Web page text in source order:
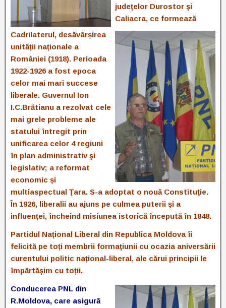
judeţelor Durostor şi
Caliacra, ce formează
Cadrilaterul, desăvârșirea
unității naționale a
României (1918). Perioada
1922-1926 a fost epoca
celor mai mari succese
liberale. Guvernul Ion
I.C.Brătianu a rezolvat cele
mai grele probleme ale
statului întregit prin
unificarea celor 4 regiuni
în plan administrativ şi
legislativ; a reformat
economic și
multiaspectual Ţara. S-a adoptat o nouă Constituţie.
În 1926, liberalii au ajuns pe culmea puterii şi a
influenţei, încheind misiunea istorică începută în 1848.
Partidul Național Liberal din Republica Moldova îi
felicită pe toți membrii formaţiunii cu ocazia aniversării
curentului politic național-liberal, ale cărui principii le
împărtăşim cu toții.
Conducerea PNL din
R.Moldova, care asigură